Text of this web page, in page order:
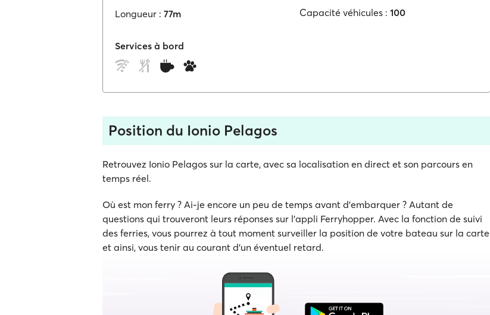
Longueur : 77m
Capacité véhicules : 100
Services à bord
Position du Ionio Pelagos
Retrouvez Ionio Pelagos sur la carte, avec sa localisation en direct et son parcours en
temps réel.
Où est mon ferry ? Ai-je encore un peu de temps avant d'embarquer ? Autant de
questions qui trouveront leurs réponses sur l'appli Ferryhopper. Avec la fonction de suivi
des ferries, vous pourrez à tout moment surveiller la position de votre bateau sur la carte
et ainsi, vous tenir au courant d'un éventuel retard.